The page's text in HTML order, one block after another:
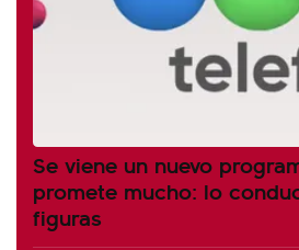
Se viene un nuevo
promete mucho: lo
figuras